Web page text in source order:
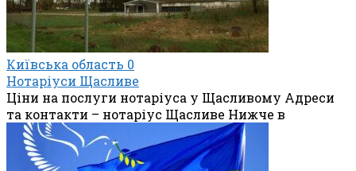
Київська область 0
Нотаріуси Щасливе
Ціни на послуги нотаріуса у Щасливому Адреси
та контакти – нотаріус Щасливе Нижче в